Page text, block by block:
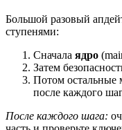
Большой разовый
ступенями:
Сначала ядро
Затем
Потом остальные
после каждого
После каждого шага: